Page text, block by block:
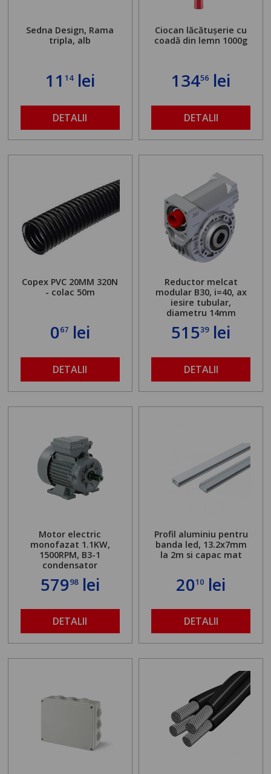
Sedna Design, Rama
tripla, alb
11 14lei
DETALII
Ciocan lăcătușerie cu
coadă din lemn 1000g
13456 lei
DETALII
Copex PVC 20MM 320N
- colac 50m
067lei
DETALII
Reductor melcat
modular B30, i=40, ax
iesire tubular,
diametru 14mm
51539lei
DETALII
Motor electric
monofazat 1.1KW,
1500RPM, B3-1
condensator
57998lei
DETALII
Profil aluminiu pentru
banda led, 13.2x7mm
la 2m si capac mat
2010 lei
DETALII